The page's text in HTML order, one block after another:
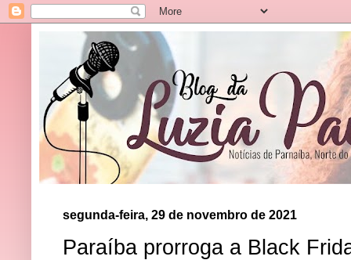
segunda-feira, 29 de novembro de 2021
Paraíba prorroga a Black